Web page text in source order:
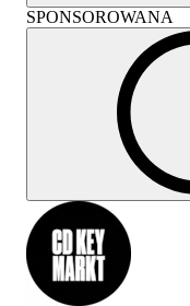
SPONSOROWANA